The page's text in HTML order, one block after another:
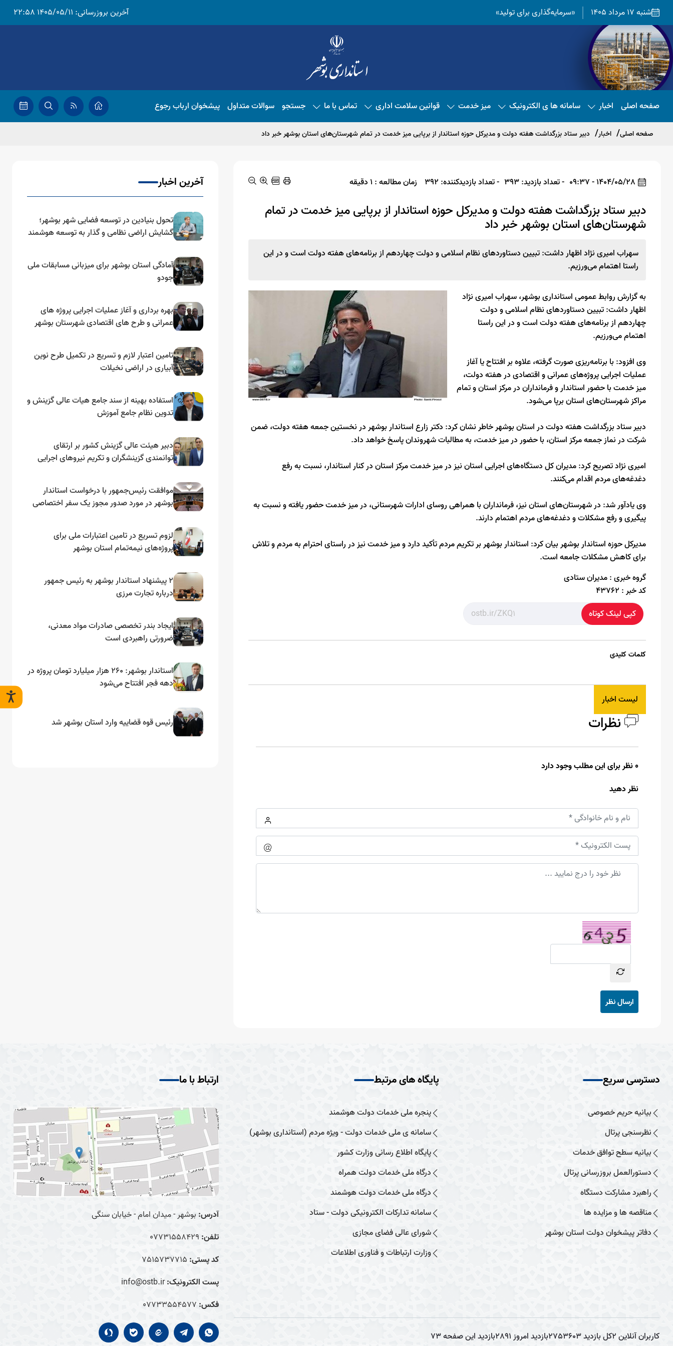
شنبه 17 مرداد 1405 «سرمایه‌گذاری برای تولید» آخرین بروزرسانی: 1405/05/11 22:58
صفحه اصلی اخبار سامانه ها ی الکترونیک میز خدمت قوانین سلامت اداری تماس با ما جستجو سوالات متداول پیشخوان ارباب رجوع
صفحه اصلی اخبار دبیر ستاد بزرگداشت هفته دولت و مدیرکل حوزه استاندار از برپایی میز خدمت در تمام شهرستان‌های استان بوشهر خبر داد
1404/05/28 - 09:37 - تعداد بازدید: 393 - تعداد بازدیدکننده: 392 زمان مطالعه : 1 دقیقه
دبیر ستاد بزرگداشت هفته دولت و مدیرکل حوزه استاندار از برپایی میز خدمت در تمام
شهرستان‌های استان بوشهر خبر داد
سهراب امیری نژاد اظهار داشت: تبیین دستاوردهای نظام اسلامی و دولت چهاردهم از برنامه‌های هفته دولت است و در این
راستا اهتمام می‌ورزیم.
به گزارش روابط عمومی استانداری بوشهر، سهراب امیری نژاد
اظهار داشت: تبیین دستاوردهای نظام اسلامی و دولت
چهاردهم از برنامه‌های هفته دولت است و در این راستا
اهتمام می‌ورزیم.
وی افزود: با برنامه‌ریزی صورت گرفته، علاوه بر افتتاح یا آغاز
عملیات اجرایی پروژه‌های عمرانی و اقتصادی در هفته دولت،
میز خدمت با حضور استاندار و فرمانداران در مرکز استان و تمام
مراکز شهرستان‌های استان برپا می‌شود.
دبیر ستاد بزرگداشت هفته دولت در استان بوشهر خاطر نشان کرد: دکتر زارع استاندار بوشهر در نخستین جمعه هفته دولت، ضمن
شرکت در نماز جمعه مرکز استان، با حضور در میز خدمت، به مطالبات شهروندان پاسخ خواهد داد.
امیری نژاد تصریح کرد: مدیران کل دستگاه‌های اجرایی استان نیز در میز خدمت مرکز استان در کنار استاندار، نسبت به رفع
دغدغه‌های مردم اقدام می‌کنند.
وی یادآور شد: در شهرستان‌های استان نیز، فرمانداران با همراهی روسای ادارات شهرستانی، در میز خدمت حضور یافته و نسبت به
پیگیری و رفع مشکلات و دغدغه‌های مردم اهتمام دارند.
مدیرکل حوزه استاندار بوشهر بیان کرد: استاندار بوشهر بر تکریم مردم تأکید دارد و میز خدمت نیز در راستای احترام به مردم و تلاش
برای کاهش مشکلات جامعه است.
گروه خبری :مدیران ستادی
کد خبر : 43762
کپی لینک کوتاه
کلمات کلیدی
لیست اخبار
نظرات
0 نظر برای این مطلب وجود دارد
نظر دهید
ارسال نظر
آخرین اخبار
تحول بنیادین در توسعه فضایی شهر بوشهر؛
گشایش اراضی نظامی و گذار به توسعه هوشمند
آمادگی استان بوشهر برای میزبانی مسابقات ملی
جودو
بهره برداری و آغاز عملیات اجرایی پروژه های
عمرانی و طرح های اقتصادی شهرستان بوشهر
تامین اعتبار لازم و تسریع در تکمیل طرح نوین
آبیاری در اراضی نخیلات
استفاده بهینه از سند جامع هیات عالی گزینش و‌
تدوین نظام جامع آموزش
دبیر هیئت عالی گزینش کشور بر ارتقای
توانمندی گزینشگران و تکریم نیروهای اجرایی
موافقت رئیس‌جمهور با درخواست استاندار
بوشهر در مورد صدور مجوز یک سفر اختصاصی
لزوم تسریع در تامین اعتبارات ملی برای
پروژه‌های نیمه‌تمام استان بوشهر
۲ پیشنهاد استاندار بوشهر به رئیس جمهور
درباره تجارت مرزی
ایجاد بندر تخصصی صادرات مواد معدنی،
ضرورتی راهبردی است
استاندار بوشهر: ۲۶۰ هزار میلیارد تومان پروژه در
دهه فجر افتتاح می‌شود
رئیس قوه قضاییه وارد استان بوشهر شد
دسترسی سریع
بیانیه حریم خصوصی
نظرسنجی پرتال
بیانیه سطح توافق خدمات
دستورالعمل بروزرسانی پرتال
راهبرد مشارکت دستگاه
مناقصه ها و مزایده ها
دفاتر پیشخوان دولت استان بوشهر
پایگاه های مرتبط
پنجره ملی خدمات دولت هوشمند
سامانه ی ملی خدمات دولت - ویژه مردم (استانداری بوشهر)
پایگاه اطلاع رسانی وزارت کشور
درگاه ملی خدمات دولت همراه
درگاه ملی خدمات دولت هوشمند
سامانه تدارکات الکترونیکی دولت - ستاد
شورای عالی فضای مجازی
وزارت ارتباطات و فناوری اطلاعات
ارتباط با ما
آدرس: بوشهر - میدان امام - خیابان سنگی
تلفن: 07731558429
کد پستی: 7515737715
پست الکترونیک:info@ostb.ir
فکس: 07733554577
کاربران آنلاین2کل بازدید2753603بازدید امروز2891بازدید این صفحه73